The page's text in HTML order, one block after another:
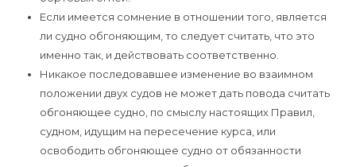
Если имеется сомнение в отношении того, является
ли судно обгоняющим, то следует считать, что это
именно так, и действовать соответственно.
Никакое последовавшее изменение во взаимном
положении двух судов не может дать повода считать
обгоняющее судно, по смыслу настоящих Правил,
судном, идущим на пересечение курса, или
освободить обгоняющее судно от обязанности